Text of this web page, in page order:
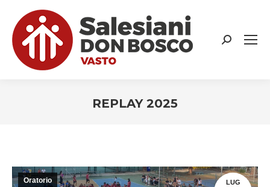
Search:
REPLAY 2025
LUG
Oratorio